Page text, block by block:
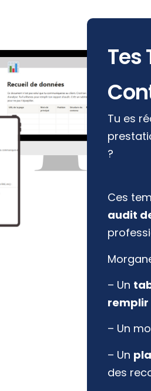
Tes
Tu es
?
Ces
audit
– Un
remplir
– Un
– Un
des